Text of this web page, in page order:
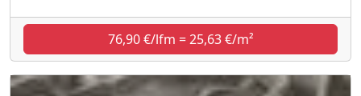
76,90 €/lfm = 25,63 €/m²